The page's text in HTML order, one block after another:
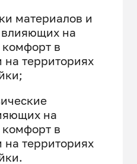
материалов и
на
комфорт в
территориях
на
комфорт в
территориях